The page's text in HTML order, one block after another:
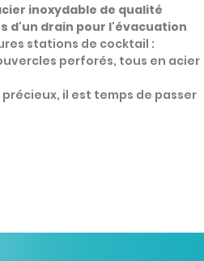
inoxydable de qualité
d'un drain pour l'évacuation
stations de cocktail :
perforés, tous en acier
il est temps de passer